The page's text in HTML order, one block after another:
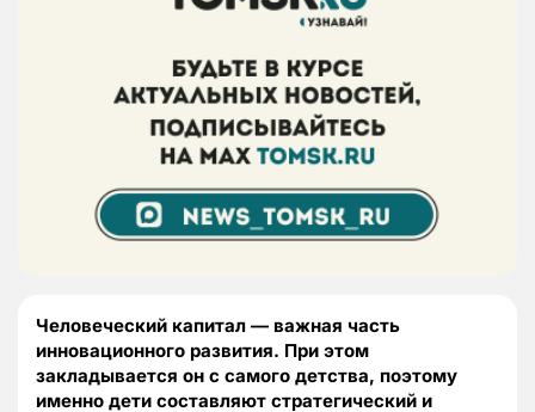
Человеческий капитал — важная часть
инновационного развития. При этом
закладывается он с самого детства, поэтому
именно дети составляют стратегический и